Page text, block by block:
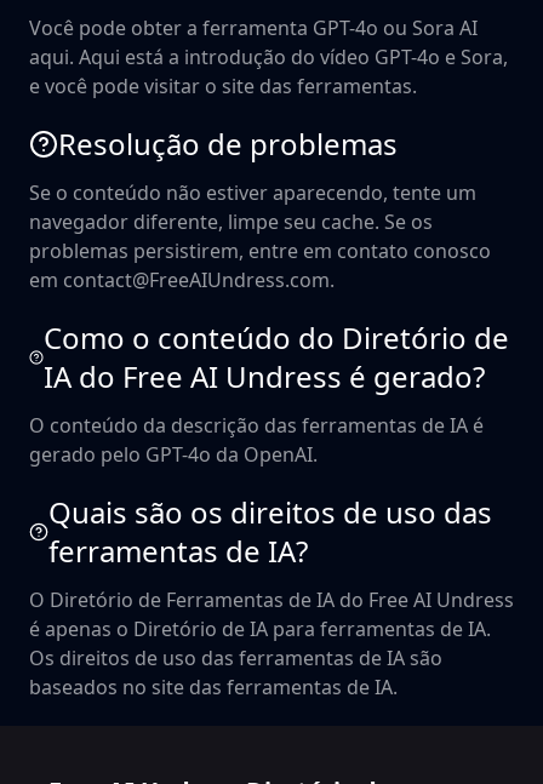
Você pode obter a ferramenta GPT-4o ou Sora AI
aqui. Aqui está a introdução do vídeo GPT-4o e Sora,
e você pode visitar o site das ferramentas.
Resolução de problemas
Se o conteúdo não estiver aparecendo, tente um
navegador diferente, limpe seu cache. Se os
problemas persistirem, entre em contato conosco
em contact@FreeAIUndress.com.
Como o conteúdo do Diretório de
IA do Free AI Undress é gerado?
O conteúdo da descrição das ferramentas de IA é
gerado pelo GPT-4o da OpenAI.
Quais são os direitos de uso das
ferramentas de IA?
O Diretório de Ferramentas de IA do Free AI Undress
é apenas o Diretório de IA para ferramentas de IA.
Os direitos de uso das ferramentas de IA são
baseados no site das ferramentas de IA.